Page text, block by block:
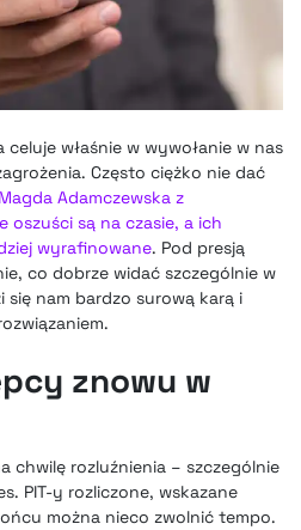
właśnie w wywołanie w nas
Często ciężko nie dać
Magda Adamczewska z
oszuści są na czasie, a ich
wyrafinowane. Pod presją
co dobrze widać szczególnie w
nam bardzo surową karą i
znowu w
chwilę rozluźnienia – szczególnie
PIT-y rozliczone, wskazane
można nieco zwolnić tempo.